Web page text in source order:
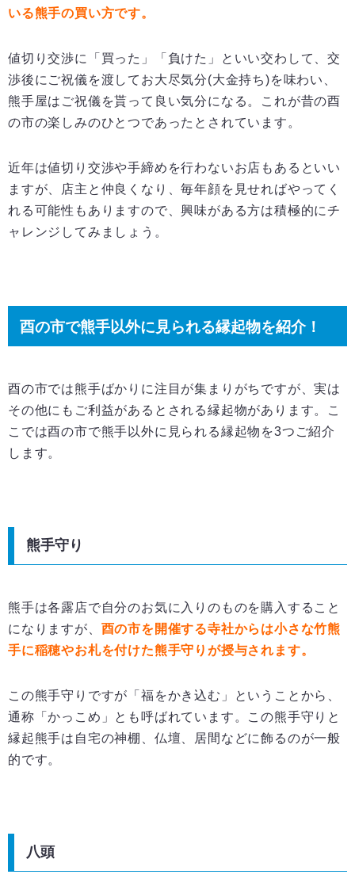
いる熊手の買い方です。
値切り交渉に「買った」「負けた」といい交わして、交
渉後にご祝儀を渡してお大尽気分(大金持ち)を味わい、
熊手屋はご祝儀を貰って良い気分になる。これが昔の酉
の市の楽しみのひとつであったとされています。
近年は値切り交渉や手締めを行わないお店もあるといい
ますが、店主と仲良くなり、毎年顔を見せればやってく
れる可能性もありますので、興味がある方は積極的にチ
ャレンジしてみましょう。
酉の市で熊手以外に見られる縁起物を紹介！
酉の市では熊手ばかりに注目が集まりがちですが、実は
その他にもご利益があるとされる縁起物があります。こ
こでは酉の市で熊手以外に見られる縁起物を3つご紹介
します。
熊手守り
熊手は各露店で自分のお気に入りのものを購入すること
になりますが、 酉の市を開催する寺社からは小さな竹熊
手に稲穂やお札を付けた熊手守りが授与されます。
この熊手守りですが「福をかき込む」ということから、
通称「かっこめ」とも呼ばれています。この熊手守りと
縁起熊手は自宅の神棚、仏壇、居間などに飾るのが一般
的です。
八頭